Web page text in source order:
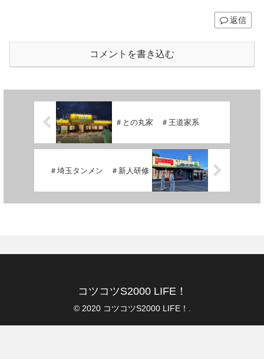
返信
コメントを書き込む
＃との丸家 ＃王道家系
＃埼玉タンメン ＃新人研修
コツコツS2000 LIFE！
© 2020 コツコツS2000 LIFE！.